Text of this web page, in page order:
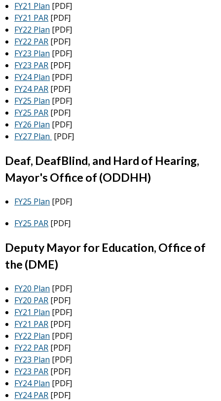
FY21 Plan [PDF]
FY21 PAR [PDF]
FY22 Plan [PDF]
FY22 PAR [PDF]
FY23 Plan [PDF]
FY23 PAR [PDF]
FY24 Plan [PDF]
FY24 PAR [PDF]
FY25 Plan [PDF]
FY25 PAR [PDF]
FY26 Plan [PDF]
FY27 Plan [PDF]
Deaf, DeafBlind, and Hard of Hearing,
Mayor's Office of (ODDHH)
FY25 Plan [PDF]
FY25 PAR [PDF]
Deputy Mayor for Education, Office of
the (DME)
FY20 Plan [PDF]
FY20 PAR [PDF]
FY21 Plan [PDF]
FY21 PAR [PDF]
FY22 Plan [PDF]
FY22 PAR [PDF]
FY23 Plan [PDF]
FY23 PAR [PDF]
FY24 Plan [PDF]
FY24 PAR [PDF]